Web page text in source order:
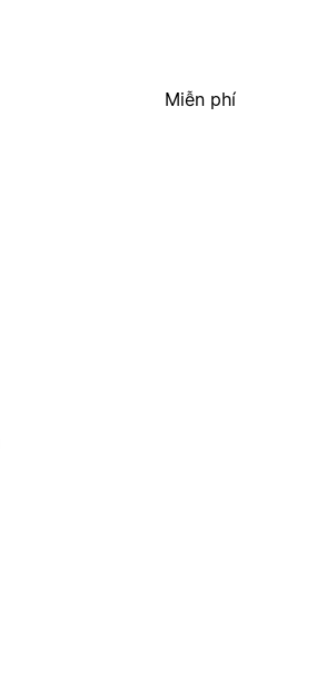
Miễn phí